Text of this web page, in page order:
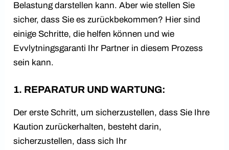
Belastung darstellen kann. Aber wie stellen Sie
sicher, dass Sie es zurückbekommen? Hier sind
einige Schritte, die helfen können und wie
Evvlytningsgaranti Ihr Partner in diesem Prozess
sein kann.
1. REPARATUR UND WARTUNG:
Der erste Schritt, um sicherzustellen, dass Sie Ihre
Kaution zurückerhalten, besteht darin,
sicherzustellen, dass sich Ihr